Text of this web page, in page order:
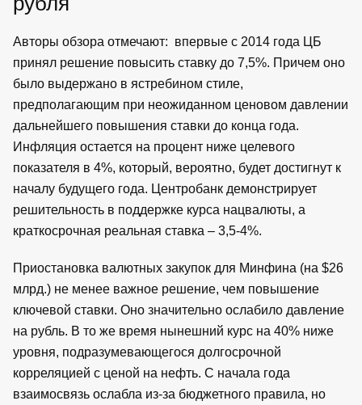
Авторы обзора отмечают: впервые с 2014 года ЦБ
принял решение повысить ставку до 7,5%. Причем оно
было выдержано в ястребином стиле,
предполагающим при неожиданном ценовом давлении
дальнейшего повышения ставки до конца года.
Инфляция остается на процент ниже целевого
показателя в 4%, который, вероятно, будет достигнут к
началу будущего года. Центробанк демонстрирует
решительность в поддержке курса нацвалюты, а
краткосрочная реальная ставка – 3,5-4%.
Приостановка валютных закупок для Минфина (на $26
млрд.) не менее важное решение, чем повышение
ключевой ставки. Оно значительно ослабило давление
на рубль. В то же время нынешний курс на 40% ниже
уровня, подразумевающегося долгосрочной
корреляцией с ценой на нефть. С начала года
взаимосвязь ослабла из-за бюджетного правила, но